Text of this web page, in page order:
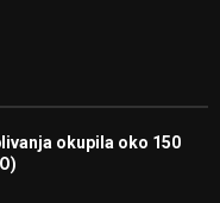
okupila oko 150